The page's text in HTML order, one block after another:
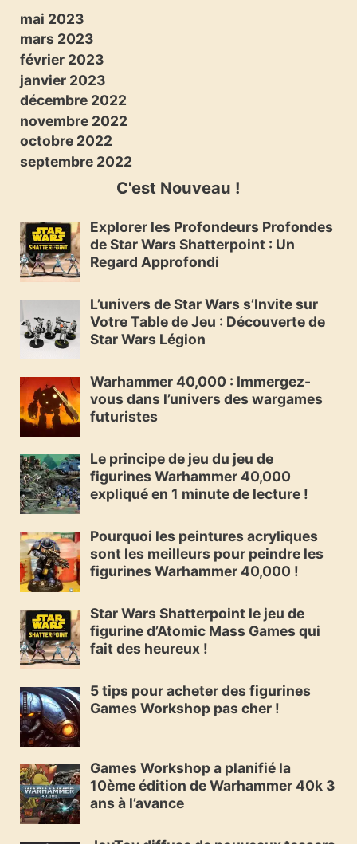
mai 2023
mars 2023
février 2023
janvier 2023
décembre 2022
novembre 2022
octobre 2022
septembre 2022
C'est Nouveau !
Explorer les Profondeurs Profondes
de Star Wars Shatterpoint : Un
Regard Approfondi
L’univers de Star Wars s’Invite sur
Votre Table de Jeu : Découverte de
Star Wars Légion
Warhammer 40,000 : Immergez-
vous dans l’univers des wargames
futuristes
Le principe de jeu du jeu de
figurines Warhammer 40,000
expliqué en 1 minute de lecture !
Pourquoi les peintures acryliques
sont les meilleurs pour peindre les
figurines Warhammer 40,000 !
Star Wars Shatterpoint le jeu de
figurine d’Atomic Mass Games qui
fait des heureux !
5 tips pour acheter des figurines
Games Workshop pas cher !
Games Workshop a planifié la
10ème édition de Warhammer 40k 3
ans à l’avance